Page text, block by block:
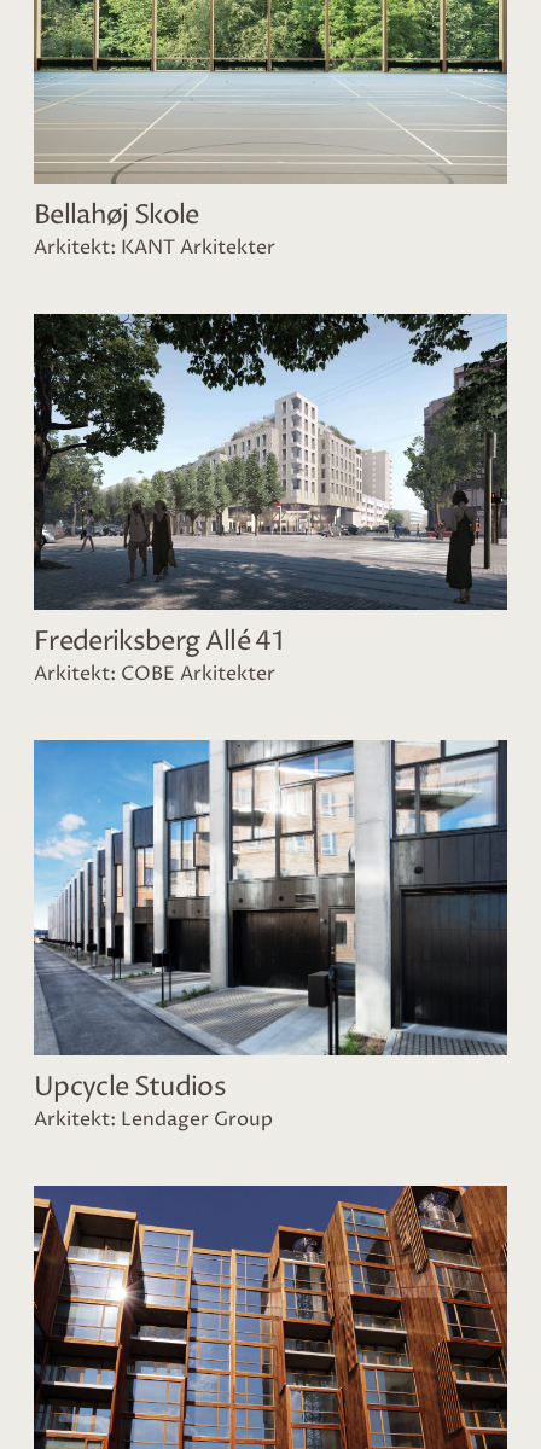
Bellahøj Skole
Arkitekt: KANT Arkitekter
Frederiksberg Allé 41
Arkitekt: COBE Arkitekter
Upcycle Studios
Arkitekt: Lendager Group